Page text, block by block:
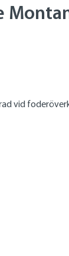
vid